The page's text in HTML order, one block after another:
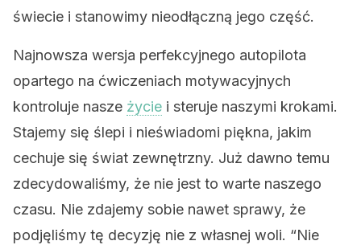
świecie i stanowimy nieodłączną jego część.
Najnowsza wersja perfekcyjnego autopilota
opartego na ćwiczeniach motywacyjnych
kontroluje nasze życie i steruje naszymi krokami.
Stajemy się ślepi i nieświadomi piękna, jakim
cechuje się świat zewnętrzny. Już dawno temu
zdecydowaliśmy, że nie jest to warte naszego
czasu. Nie zdajemy sobie nawet sprawy, że
podjęliśmy tę decyzję nie z własnej woli. “Nie